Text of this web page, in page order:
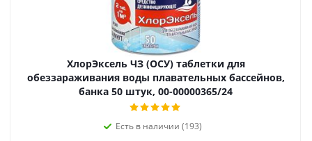
ХлорЭксель ЧЗ (ОСУ) таблетки для
обеззараживания воды плавательных бассейнов,
банка 50 штук, 00-00000365/24
Есть в наличии (193)